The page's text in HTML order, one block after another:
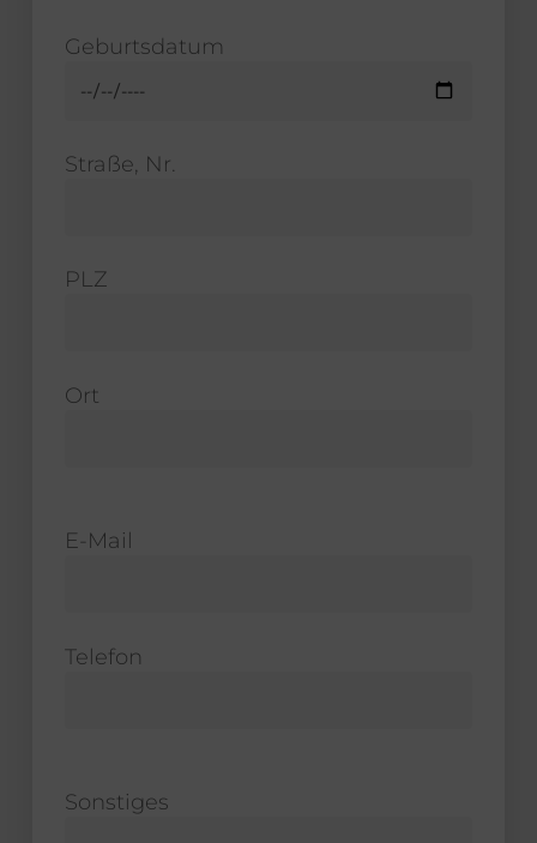
Geburtsdatum
Straße, Nr.
PLZ
Ort
E-Mail
Telefon
Sonstiges